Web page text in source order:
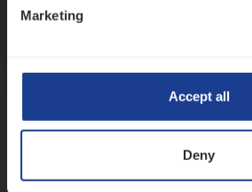
Marketing
Accept all
Deny